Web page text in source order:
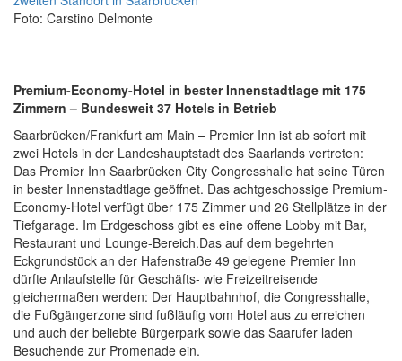
Foto: Carstino Delmonte
Premium-Economy-Hotel in bester Innenstadtlage mit 175
Zimmern – Bundesweit 37 Hotels in Betrieb
Saarbrücken/Frankfurt am Main – Premier Inn ist ab sofort mit
zwei Hotels in der Landeshauptstadt des Saarlands vertreten:
Das Premier Inn Saarbrücken City Congresshalle hat seine Türen
in bester Innenstadtlage geöffnet. Das achtgeschossige Premium-
Economy-Hotel verfügt über 175 Zimmer und 26 Stellplätze in der
Tiefgarage. Im Erdgeschoss gibt es eine offene Lobby mit Bar,
Restaurant und Lounge-Bereich.Das auf dem begehrten
Eckgrundstück an der Hafenstraße 49 gelegene Premier Inn
dürfte Anlaufstelle für Geschäfts- wie Freizeitreisende
gleichermaßen werden: Der Hauptbahnhof, die Congresshalle,
die Fußgängerzone sind fußläufig vom Hotel aus zu erreichen
und auch der beliebte Bürgerpark sowie das Saarufer laden
Besuchende zur Promenade ein.